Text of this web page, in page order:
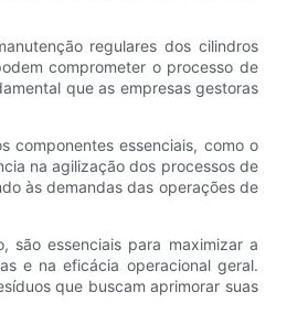
regulares dos cilindros
comprometer o processo de
que as empresas gestoras
componentes essenciais, como o
na agilização dos processos de
às demandas das operações de
são essenciais para maximizar a
e na eficácia operacional geral.
que buscam aprimorar suas